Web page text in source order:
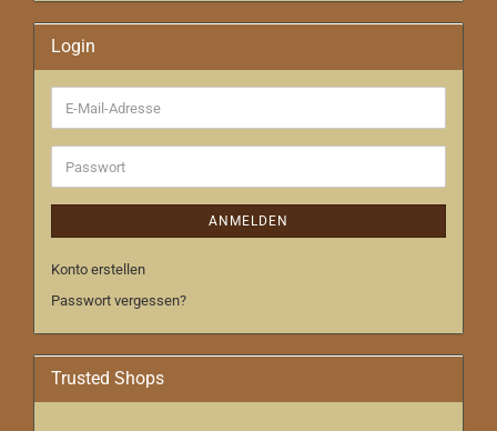
Login
E-
Mail-
Adresse
Passwort
ANMELDEN
Konto erstellen
Passwort vergessen?
Trusted Shops